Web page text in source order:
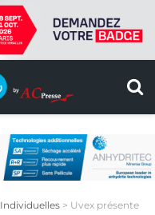
Individuelles > Uvex présente